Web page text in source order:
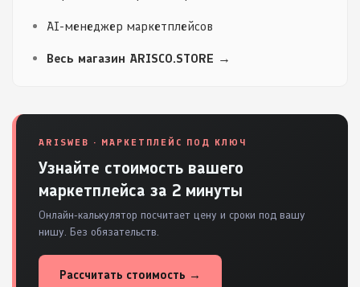
AI-менеджер маркетплейсов
Весь магазин ARISCO.STORE →
ARISWEB · МАРКЕТПЛЕЙС ПОД КЛЮЧ
Узнайте стоимость вашего
маркетплейса за 2 минуты
Онлайн-калькулятор посчитает цену и сроки под вашу
нишу. Без обязательств.
Рассчитать стоимость →